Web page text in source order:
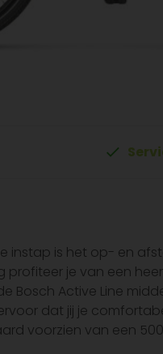
instap is het op- en
profiteer je van een
Bosch Active Line
dat jij je
voorzien van een